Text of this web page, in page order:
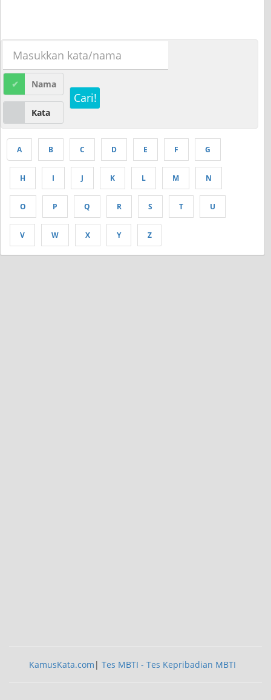
Nama
Kata
Cari!
A B C D E F G
H I J K L M N
O P Q R S T U
V W X Y Z
KamusKata.com | Tes MBTI - Tes Kepribadian MBTI